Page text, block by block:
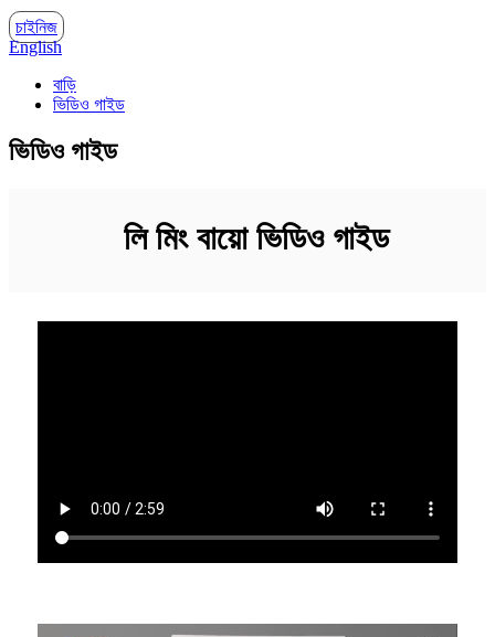
চাইনিজ
English
বাড়ি
ভিডিও গাইড
ভিডিও গাইড
লি মিং বায়ো ভিডিও গাইড